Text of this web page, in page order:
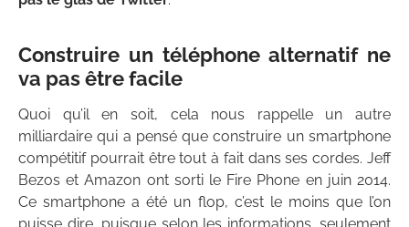
Construire un téléphone alternatif ne
va pas être facile
Quoi qu’il en soit, cela nous rappelle un autre
milliardaire qui a pensé que construire un smartphone
compétitif pourrait être tout à fait dans ses cordes. Jeff
Bezos et Amazon ont sorti le Fire Phone en juin 2014.
Ce smartphone a été un flop, c’est le moins que l’on